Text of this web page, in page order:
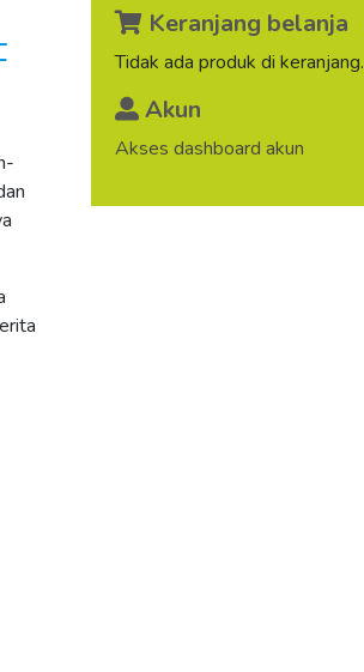
Keranjang belanja
Tidak ada produk di keranjang.
Akun
Akses dashboard akun